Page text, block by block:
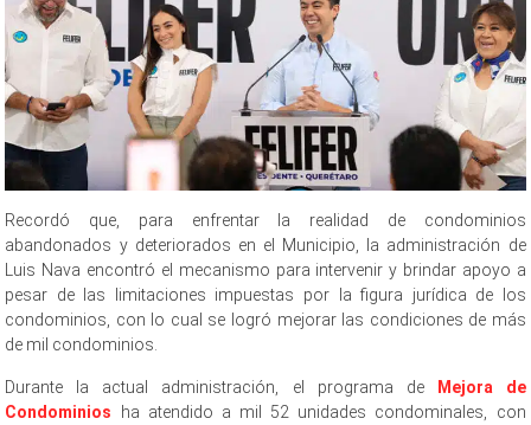
Recordó que, para enfrentar la realidad de condominios
abandonados y deteriorados en el Municipio, la administración de
Luis Nava encontró el mecanismo para intervenir y brindar apoyo a
pesar de las limitaciones impuestas por la figura jurídica de los
condominios, con lo cual se logró mejorar las condiciones de más
de mil condominios.
Durante la actual administración, el programa de Mejora de
Condominios ha atendido a mil 52 unidades condominales, con